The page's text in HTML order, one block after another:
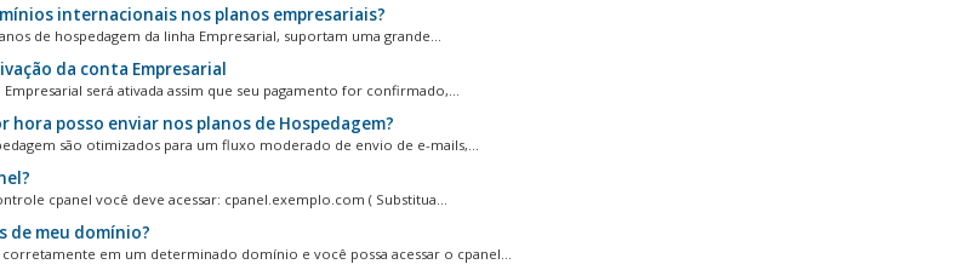
internacionais nos planos empresariais?
de hospedagem da linha Empresarial, suportam uma grande...
da conta Empresarial
será ativada assim que seu pagamento for confirmado,...
hora posso enviar nos planos de Hospedagem?
são otimizados para um fluxo moderado de envio de e-mails,...
cpanel você deve acessar: cpanel.exemplo.com ( Substitua...
de meu domínio?
em um determinado domínio e você possa acessar o cpanel...